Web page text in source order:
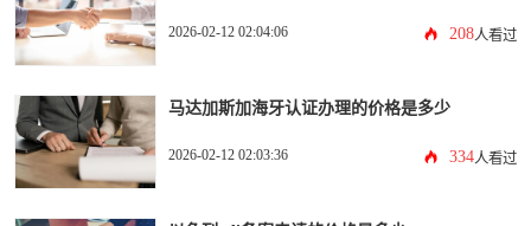
2026-02-12 02:04:06 208人看过
马达加斯加海牙认证办理的价格是多少
2026-02-12 02:03:36 334人看过